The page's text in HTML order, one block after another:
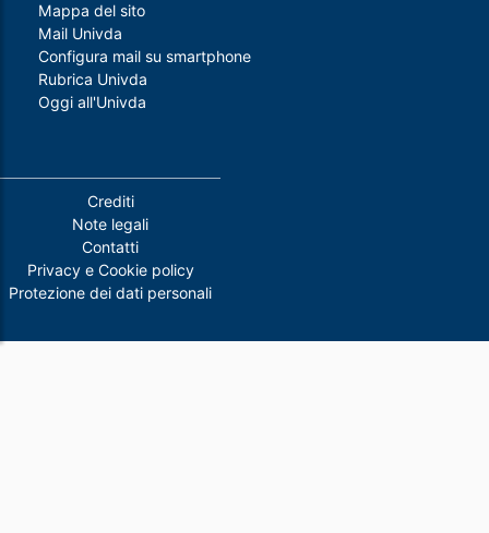
Mappa del sito
Mail Univda
Configura mail su smartphone
Rubrica Univda
Oggi all'Univda
Piè di pagina
Crediti
Note legali
Contatti
Privacy e Cookie policy
Protezione dei dati personali